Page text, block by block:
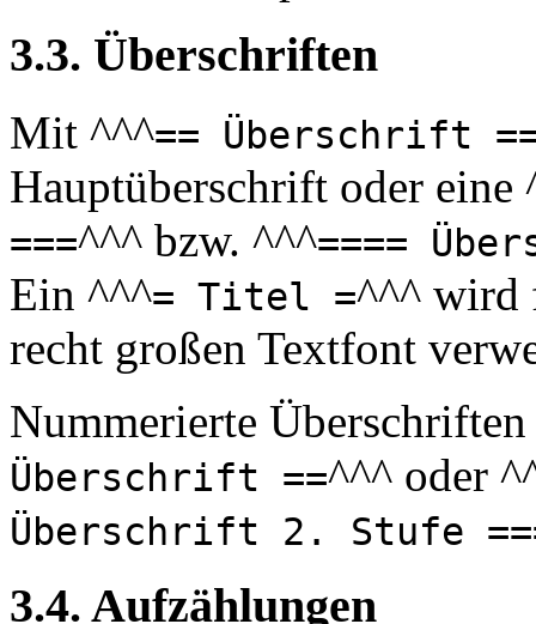
3.3. Überschriften
Mit ^^^== Überschrift
Hauptüberschrift oder eine
===^^^ bzw. ^^^====
Ein ^^^= Titel =^^^ wird
recht großen Textfont
Nummerierte
Überschrift ==^^^ oder
Überschrift 2. Stufe
3.4. Aufzählungen